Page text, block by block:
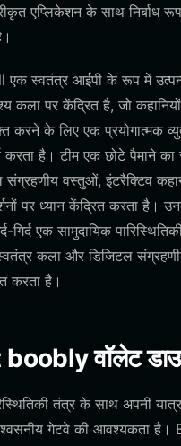
एप्लिकेशन के साथ निर्बाध
एक स्वतंत्र आईपी के रूप में
कला पर केंद्रित है, जो
करने के लिए एक प्रयोगात्मक
है। टीम एक छोटे पैमाने
संग्रहणीय वस्तुओं, इंटरैक्टिव
पर ध्यान केंद्रित करता है।
गिर्द एक सामुदायिक
कला और डिजिटल
करता है।
वॉलेट
तंत्र के साथ अपनी
गेटवे की आवश्यकता है।